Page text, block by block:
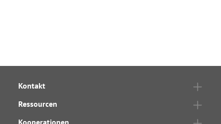
Kontakt
Ressourcen
Kooperationen